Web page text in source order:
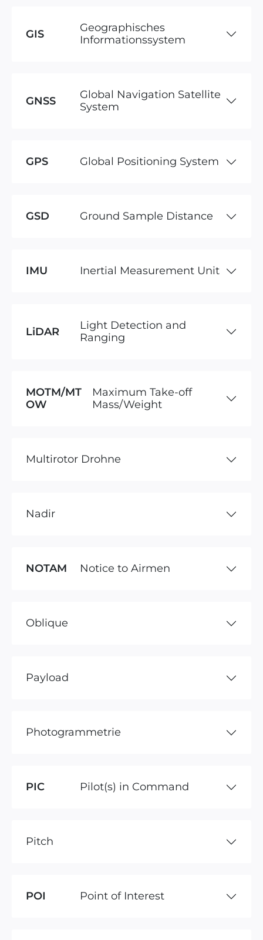
GIS
Geographisches
Informationssystem
GNSS
Global Navigation Satellite
System
GPS Global Positioning System
GSD Ground Sample Distance
IMU Inertial Measurement Unit
LiDAR
Light Detection and
Ranging
MOTM/MT
OW
Maximum Take-off
Mass/Weight
Multirotor Drohne
Nadir
NOTAM Notice to Airmen
Oblique
Payload
Photogrammetrie
PIC Pilot(s) in Command
Pitch
POI Point of Interest